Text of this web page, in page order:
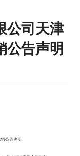
公司天津
公告声明